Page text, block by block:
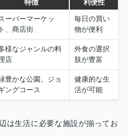
特徴 利便性
ーパーマーケッ
ト、商店街
毎日の買い
物が便利
様なジャンルの料
店
外食の選択
肢が豊富
豊かな公園、ジョ
ングコース
健康的な生
活が可能
は生活に必要な施設が揃ってお